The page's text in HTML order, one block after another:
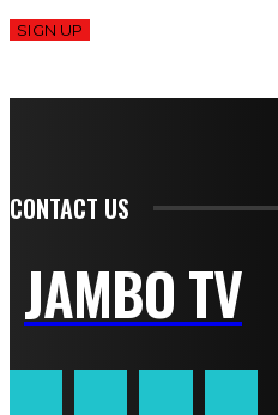
SIGN UP
CONTACT US
JAMBO TV